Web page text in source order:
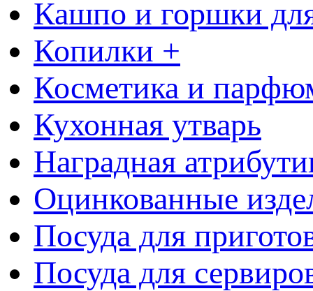
Кашпо и горшки
Копилки +
Косметика и
Кухонная утварь
Наградная
Оцинкованные
Посуда для
Посуда для